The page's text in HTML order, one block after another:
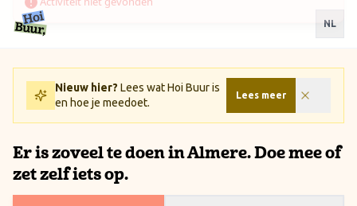
Ga naar inhoud / Skip to content
NL
Nieuw hier? Lees wat Hoi Buur is
en hoe je meedoet.
Lees meer
Er is zoveel te doen in Almere. Doe mee of
zet zelf iets op.